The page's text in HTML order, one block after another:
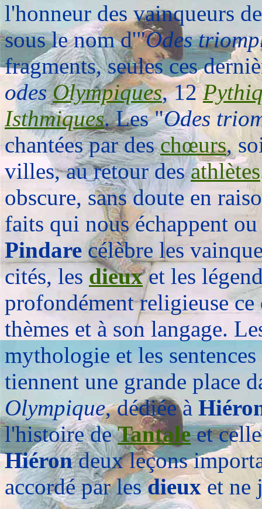
l'honneur des vainqueurs
sous le nom d'"Odes
fragments, seules ces
odesOlympiques, 12
Isthmiques. Les "Odes
chantées par deschœurs,
villes, au retour desathlètes
obscure, sans doute en
faits qui nous échappent
Pindarecélèbre les
cités, les dieuxet les
profondément religieuse
thèmes et à son langage.
mythologie et les
tiennent une grande place
Olympique, dédiée à
l'histoire deTantaleet
Hiérondeux leçons
accordé par lesdieuxet ne